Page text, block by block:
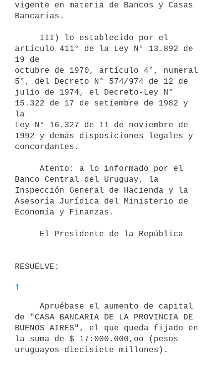
vigente en materia de Bancos y Casas
Bancarias.
artículo 411° de la Ley N° 13.892 de
19 de
octubre de 1970, artículo 4°, numeral
5°, del Decreto N° 574/974 de 12 de
julio de 1974, el Decreto-Ley N°
15.322 de 17 de setiembre de 1982 y
la
Ley N° 16.327 de 11 de noviembre de
1992 y demás disposiciones legales y
concordantes.
Banco Central del Uruguay, la
Inspección General de Hacienda y la
Asesoría Jurídica del Ministerio de
Economía y Finanzas.
1
de "CASA BANCARIA DE LA PROVINCIA DE
BUENOS AIRES", el que queda fijado en
la suma de $ 17:000.000,oo (pesos